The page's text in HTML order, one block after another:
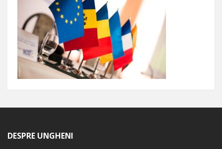
DESPRE UNGHENI